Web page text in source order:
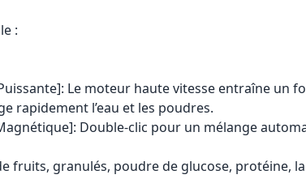
:
Le moteur haute vitesse entraîne un
rapidement l’eau et les poudres.
Double-clic pour un mélange
fruits, granulés, poudre de glucose, protéine,